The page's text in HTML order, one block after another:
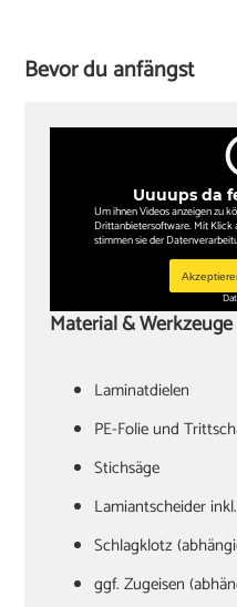
Bevor du anfängst
Uuuups da
Um ihnen Videos anzeigen zu
Drittanbietersoftware. Mit Klick
stimmen sie der
Material & Werkzeuge
Laminatdielen
PE-Folie und
Stichsäge
Lamiantscheider
Schlagklotz
ggf. Zugeisen